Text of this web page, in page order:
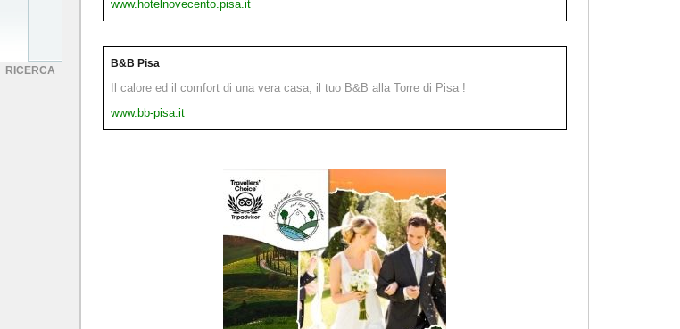
RICERCA
www.hotelnovecento.pisa.it
B&B Pisa
Il calore ed il comfort di una vera casa, il tuo B&B alla Torre di Pisa !
www.bb-pisa.it